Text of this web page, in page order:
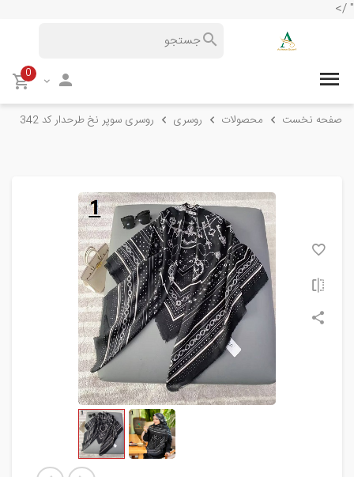
" />
0
صفحه نخست محصولات روسری روسری سوپر نخ طرحدار کد 342